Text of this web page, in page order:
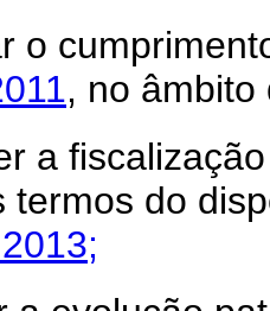
o
, no âmbito
a
termos do